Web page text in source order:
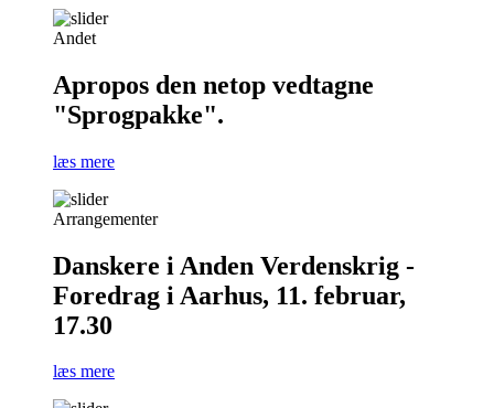
Andet
Apropos den netop vedtagne
"Sprogpakke".
læs mere
Arrangementer
Danskere i Anden Verdenskrig -
Foredrag i Aarhus, 11. februar,
17.30
læs mere